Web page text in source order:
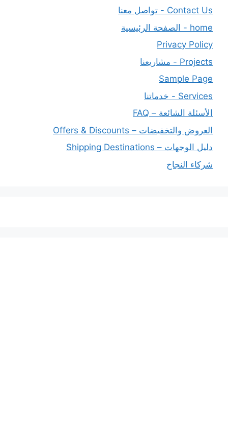
Contact Us - تواصل معنا
home - الصفحة الرئيسية
Privacy Policy
Projects - مشاريعنا
Sample Page
Services - خدماتنا
الأسئلة الشائعة – FAQ
العروض والتخفيضات – Offers & Discounts
دليل الوجهات – Shipping Destinations
شركاء النجاح